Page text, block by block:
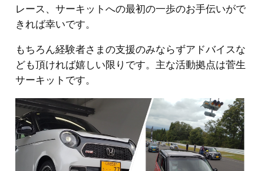
レース、サーキットへの最初の一歩のお手伝いがで
きれば幸いです。
もちろん経験者さまの支援のみならずアドバイスな
ども頂ければ嬉しい限りです。主な活動拠点は菅生
サーキットです。